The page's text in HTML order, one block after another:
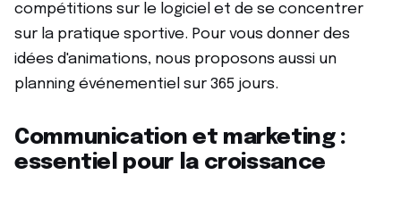
compétitions sur le logiciel et de se concentrer
sur la pratique sportive. Pour vous donner des
idées d'animations, nous proposons aussi un
planning événementiel sur 365 jours.
Communication et marketing :
essentiel pour la croissance